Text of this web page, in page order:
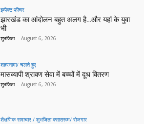
इम्पैक्ट फीचर
झारखंड का आंदोलन बहुत अलग है…और यहां के युवा
भी
शुभजिता - August 6, 2026
शहरनामा/ चलते हुए
मासव्यापी श्रावण सेवा में बच्चों में दूध वितरण
शुभजिता - August 6, 2026
शैक्षणिक समाचार / शुभजिता क्सासरूम/ रोजगार